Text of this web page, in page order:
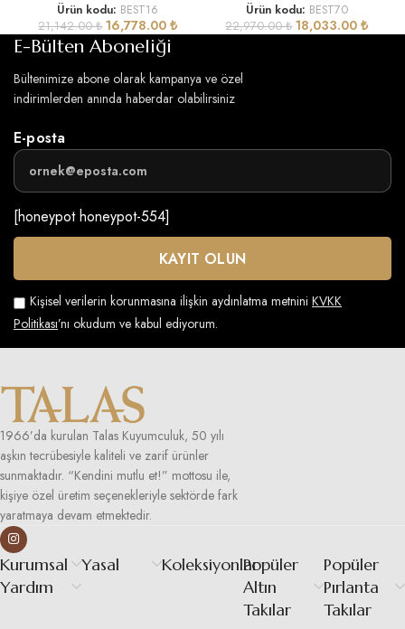
Ürün kodu: BEST16
21,142.00₺ 16,778.00₺
Ürün kodu: BEST70
22,970.00₺ 18,033.00₺
E-Bülten Aboneliği
Bültenimize abone olarak kampanya ve özel
indirimlerden anında haberdar olabilirsiniz
E-posta
[honeypot honeypot-554]
Kişisel verilerin korunmasına ilişkin aydınlatma metnini KVKK
Politikası’nı okudum ve kabul ediyorum.
1966’da kurulan Talas Kuyumculuk, 50 yılı
aşkın tecrübesiyle kaliteli ve zarif ürünler
sunmaktadır. “Kendini mutlu et!” mottosu ile,
kişiye özel üretim seçenekleriyle sektörde fark
yaratmaya devam etmektedir.
Kurumsal
Yardım
Yasal KoleksiyonlarPopüler
Altın
Takılar
Popüler
Pırlanta
Takılar